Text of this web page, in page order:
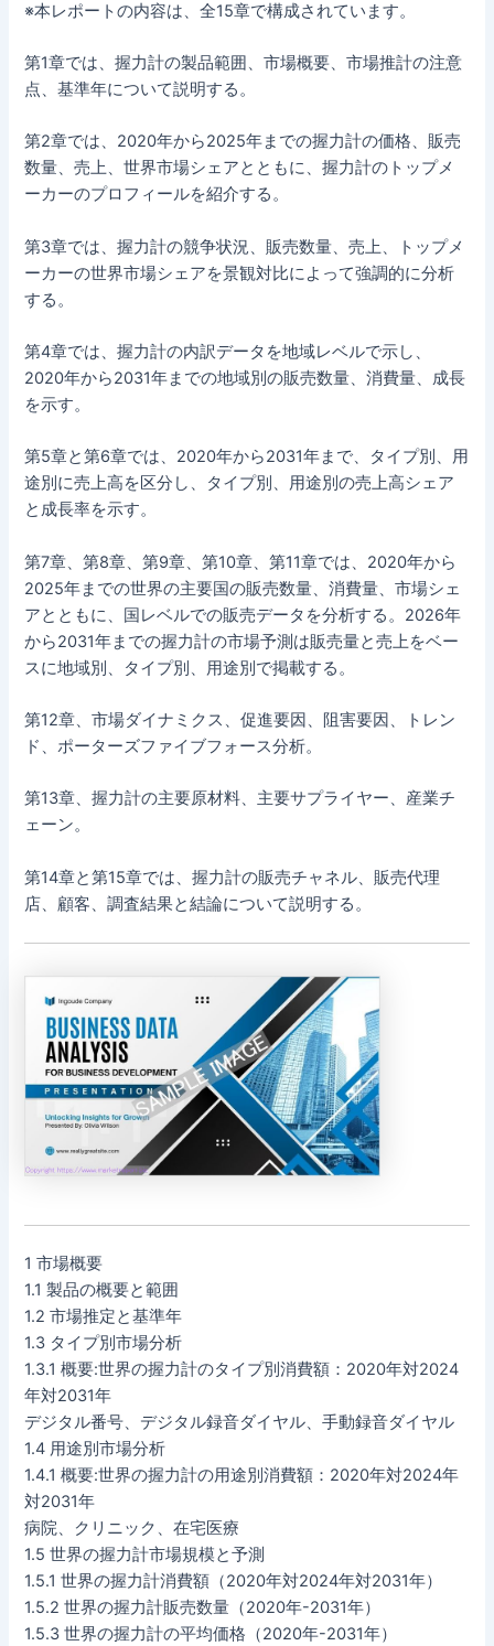
※本レポートの内容は、全15章で構成されています。
第1章では、握力計の製品範囲、市場概要、市場推計の注意
点、基準年について説明する。
第2章では、2020年から2025年までの握力計の価格、販売
数量、売上、世界市場シェアとともに、握力計のトップメ
ーカーのプロフィールを紹介する。
第3章では、握力計の競争状況、販売数量、売上、トップメ
ーカーの世界市場シェアを景観対比によって強調的に分析
する。
第4章では、握力計の内訳データを地域レベルで示し、
2020年から2031年までの地域別の販売数量、消費量、成長
を示す。
第5章と第6章では、2020年から2031年まで、タイプ別、用
途別に売上高を区分し、タイプ別、用途別の売上高シェア
と成長率を示す。
第7章、第8章、第9章、第10章、第11章では、2020年から
2025年までの世界の主要国の販売数量、消費量、市場シェ
アとともに、国レベルでの販売データを分析する。2026年
から2031年までの握力計の市場予測は販売量と売上をベー
スに地域別、タイプ別、用途別で掲載する。
第12章、市場ダイナミクス、促進要因、阻害要因、トレン
ド、ポーターズファイブフォース分析。
第13章、握力計の主要原材料、主要サプライヤー、産業チ
ェーン。
第14章と第15章では、握力計の販売チャネル、販売代理
店、顧客、調査結果と結論について説明する。
1 市場概要
1.1 製品の概要と範囲
1.2 市場推定と基準年
1.3 タイプ別市場分析
1.3.1 概要:世界の握力計のタイプ別消費額：2020年対2024
年対2031年
デジタル番号、デジタル録音ダイヤル、手動録音ダイヤル
1.4 用途別市場分析
1.4.1 概要:世界の握力計の用途別消費額：2020年対2024年
対2031年
病院、クリニック、在宅医療
1.5 世界の握力計市場規模と予測
1.5.1 世界の握力計消費額（2020年対2024年対2031年）
1.5.2 世界の握力計販売数量（2020年-2031年）
1.5.3 世界の握力計の平均価格（2020年-2031年）